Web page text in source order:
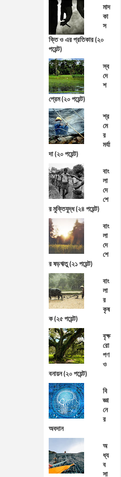
মাদ
কা
স
ক্তি ও এর প্রতিকার (২০
পয়েন্ট)
স্ব
দে
শ
প্রেম (২০ পয়েন্ট)
শ্র
মে
র
মর্যা
দা (২০ পয়েন্ট)
বাং
লা
দে
শে
র মুক্তিযুদ্ধ (২৪ পয়েন্ট)
বাং
লা
দে
শে
র ষড়ঋতু (২১ পয়েন্ট)
বাং
লা
র
কৃষ
ক (২৫ পয়েন্ট)
বৃক্ষ
রো
পণ
ও
বনায়ন (২০ পয়েন্ট)
বি
জ্ঞা
নে
র
অবদান
অ
ধ্য
ব
সা